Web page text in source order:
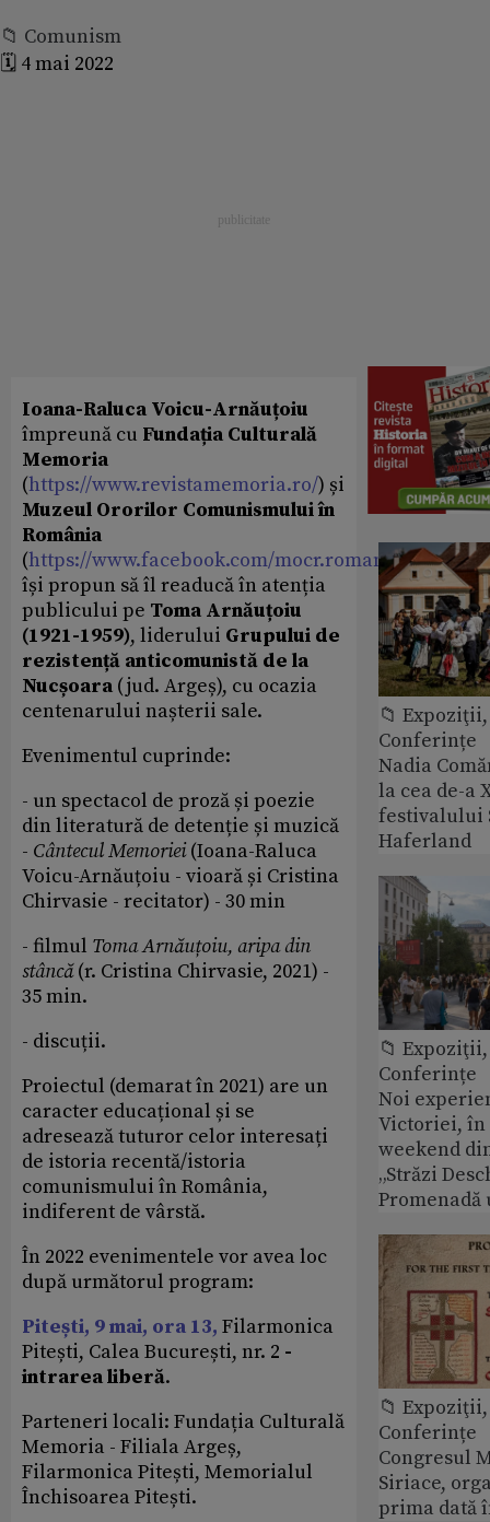
📁 Comunism
🗓️ 4 mai 2022
Ioana-Raluca Voicu-Arnăuțoiu
împreună cu Fundația Culturală
Memoria
(https://www.revistamemoria.ro/) și
Muzeul Ororilor Comunismului în
România
(https://www.facebook.com/mocr.romania/)
își propun să îl readucă în atenția
publicului pe Toma Arnăuțoiu
(1921-1959), liderului Grupului de
rezistență anticomunistă de la
Nucșoara (jud. Argeș), cu ocazia
centenarului nașterii sale.
Evenimentul cuprinde:
- un spectacol de proză și poezie
din literatură de detenție și muzică
- Cântecul Memoriei(Ioana-Raluca
Voicu-Arnăuțoiu - vioară și Cristina
Chirvasie - recitator) - 30 min
- filmul Toma Arnăuțoiu, aripa din
stâncă(r. Cristina Chirvasie, 2021) -
35 min.
- discuții.
Proiectul (demarat în 2021) are un
caracter educațional și se
adresează tuturor celor interesați
de istoria recentă/istoria
comunismului în România,
indiferent de vârstă.
În 2022 evenimentele vor avea loc
după următorul program:
Pitești, 9 mai, ora 13, Filarmonica
Pitești, Calea București, nr. 2 -
intrarea liberă.
Parteneri locali: Fundația Culturală
Memoria - Filiala Argeș,
Filarmonica Pitești, Memorialul
Închisoarea Pitești.
📁
Conferințe
Nadia
la cea de-a
festivalului
Haferland
📁
Conferințe
Noi
Victoriei,
weekend
„Străzi
Promenadă
📁
Conferințe
Congresul
Siriace,
prima dată